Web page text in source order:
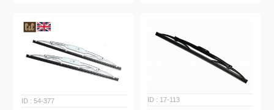
54-377 17-113